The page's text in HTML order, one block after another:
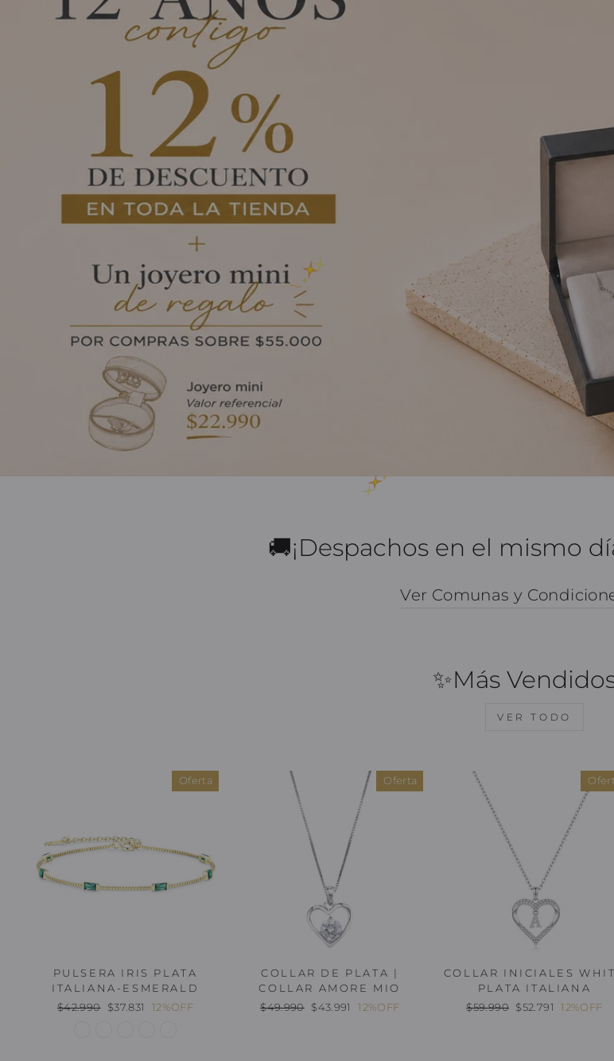
🚚¡Despachos en el mismo
Ver Comunas y
✨Más
VER TODO
Oferta
PULSERA IRIS PLATA
ITALIANA-ESMERALD
Precio
$42.990 Oferta
$37.831 12%OFF
Oferta
COLLAR DE PLATA |
COLLAR AMORE MIO
Precio
$49.990 Oferta
$43.991 12%OFF
COLLAR INICIALES
PLATA ITALIANA
Precio
$59.990 Oferta
$52.791 12%OFF